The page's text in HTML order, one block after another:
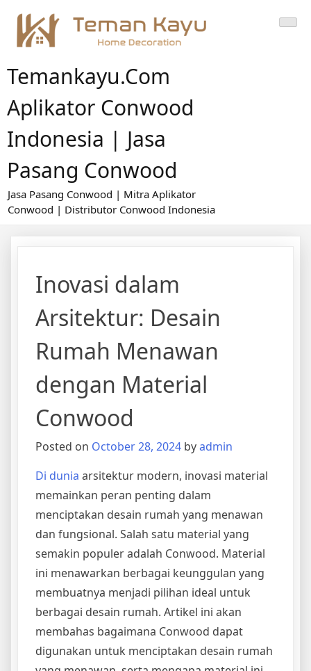
content
Temankayu.com
Aplikator Conwood
Indonesia | Jasa
Pasang Conwood
Jasa Pasang Conwood | Mitra Aplikator
Conwood | Distributor Conwood Indonesia
Inovasi dalam
Arsitektur: Desain
Rumah Menawan
dengan Material
Conwood
Posted on October 28, 2024 byadmin
Di dunia arsitektur modern, inovasi material
memainkan peran penting dalam
menciptakan desain rumah yang menawan
dan fungsional. Salah satu material yang
semakin populer adalah Conwood. Material
ini menawarkan berbagai keunggulan yang
membuatnya menjadi pilihan ideal untuk
berbagai desain rumah. Artikel ini akan
membahas bagaimana Conwood dapat
digunakan untuk menciptakan desain rumah